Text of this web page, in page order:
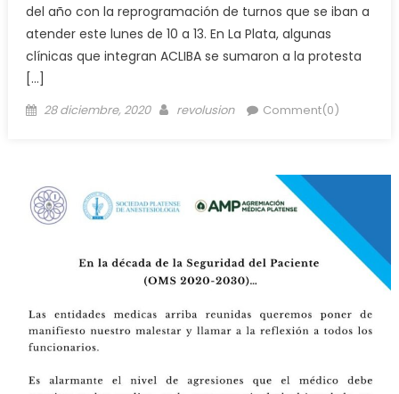
del año con la reprogramación de turnos que se iban a
atender este lunes de 10 a 13. En La Plata, algunas
clínicas que integran ACLIBA se sumaron a la protesta
[…]
28 diciembre, 2020 revolusion Comment(0)